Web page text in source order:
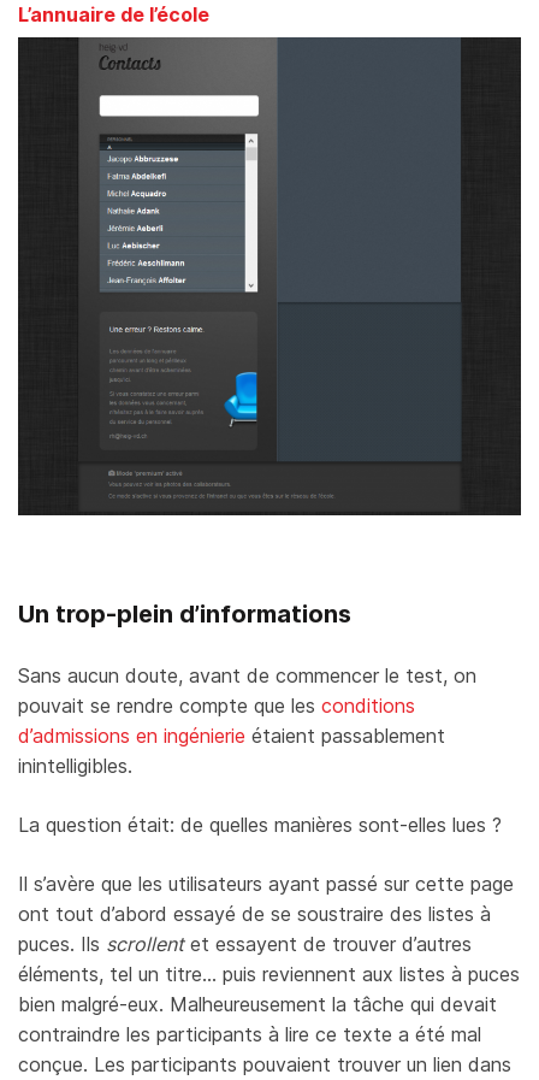
L’annuaire de l’école
Un trop-plein d’informations
Sans aucun doute, avant de commencer le test, on
pouvait se rendre compte que les conditions
d’admissions en ingénierie étaient passablement
inintelligibles.
La question était: de quelles manières sont-elles lues ?
Il s’avère que les utilisateurs ayant passé sur cette page
ont tout d’abord essayé de se soustraire des listes à
puces. Ils scrollentet essayent de trouver d’autres
éléments, tel un titre… puis reviennent aux listes à puces
bien malgré-eux. Malheureusement la tâche qui devait
contraindre les participants à lire ce texte a été mal
conçue. Les participants pouvaient trouver un lien dans